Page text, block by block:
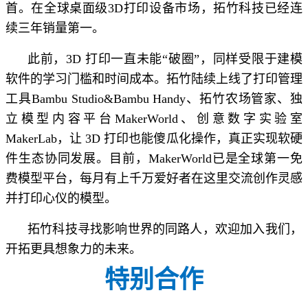
首。在全球桌面级3D打印设备市场，拓竹科技已经连
续三年销量第一。
此前，3D 打印一直未能“破圈”，同样受限于建模
软件的学习门槛和时间成本。拓竹陆续上线了打印管理
工具Bambu Studio&Bambu Handy、拓竹农场管家、独
立模型内容平台MakerWorld、创意数字实验室
MakerLab，让 3D 打印也能傻瓜化操作，真正实现软硬
件生态协同发展。目前，MakerWorld已是全球第一免
费模型平台，每月有上千万爱好者在这里交流创作灵感
并打印心仪的模型。
拓竹科技寻找影响世界的同路人，欢迎加入我们，
开拓更具想象力的未来。
特别合作